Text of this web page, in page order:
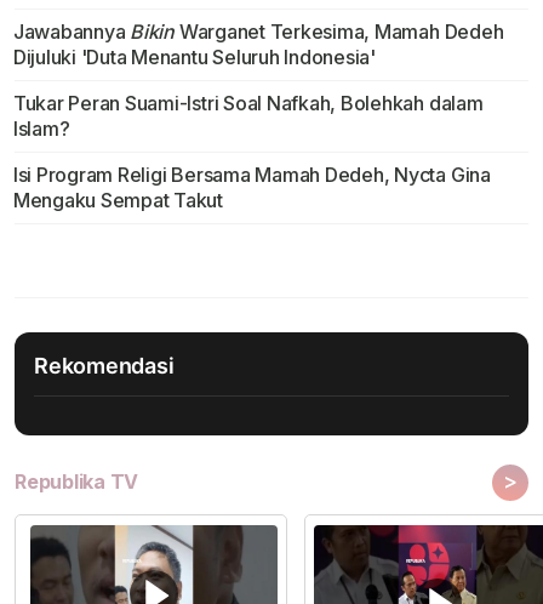
Jawabannya Bikin Warganet Terkesima, Mamah Dedeh
Dijuluki 'Duta Menantu Seluruh Indonesia'
Tukar Peran Suami-Istri Soal Nafkah, Bolehkah dalam
Islam?
Isi Program Religi Bersama Mamah Dedeh, Nycta Gina
Mengaku Sempat Takut
Rekomendasi
Republika TV >